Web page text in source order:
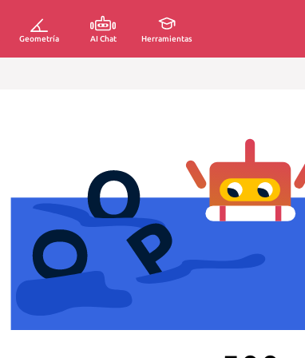
Geometría AI Chat Herramientas